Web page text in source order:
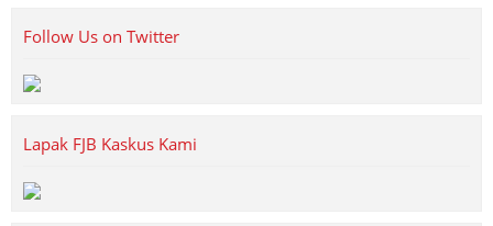
Follow Us on Twitter
Lapak FJB Kaskus Kami